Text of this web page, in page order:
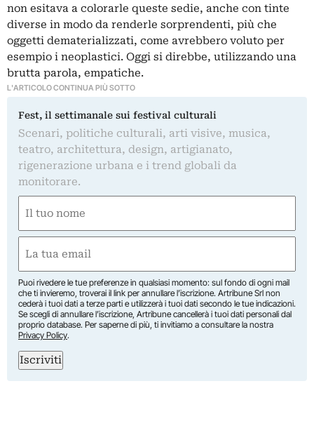
non esitava a colorarle queste sedie, anche con tinte
diverse in modo da renderle sorprendenti, più che
oggetti dematerializzati, come avrebbero voluto per
esempio i neoplastici. Oggi si direbbe, utilizzando una
brutta parola, empatiche.
L'ARTICOLO CONTINUA PIÙ SOTTO
Fest, il settimanale sui festival culturali
Scenari, politiche culturali, arti visive, musica,
teatro, architettura, design, artigianato,
rigenerazione urbana e i trend globali da
monitorare.
(Required)
First
(Required)
Puoi rivedere le tue preferenze in qualsiasi momento: sul fondo di ogni mail
che ti invieremo, troverai il link per annullare l’iscrizione. Artribune Srl non
cederà i tuoi dati a terze parti e utilizzerà i tuoi dati secondo le tue indicazioni.
Se scegli di annullare l’iscrizione, Artribune cancellerà i tuoi dati personali dal
proprio database. Per saperne di più, ti invitiamo a consultare la nostra
Privacy Policy.
Iscriviti